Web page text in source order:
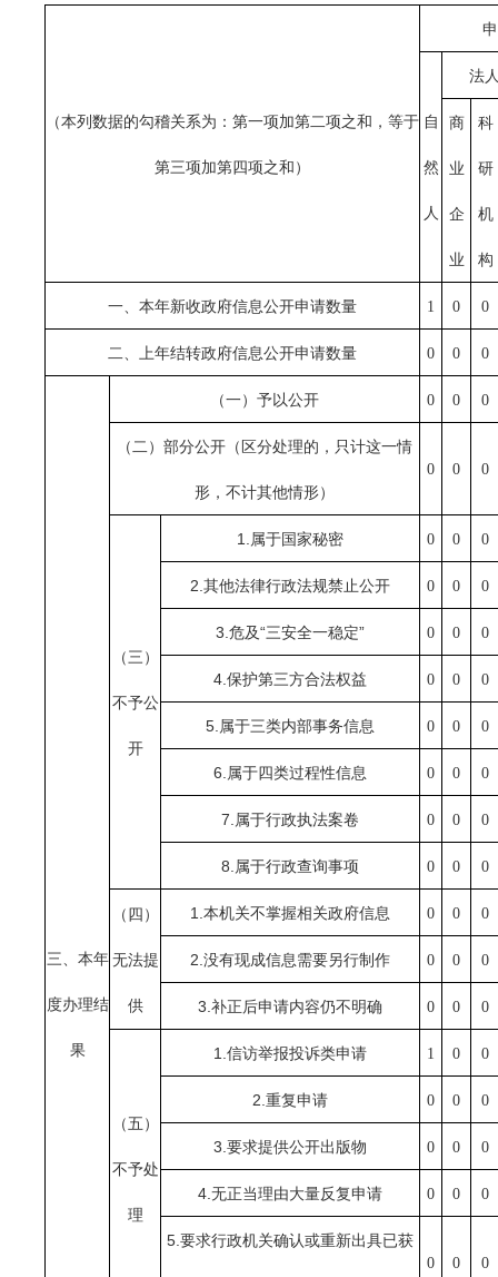
（本列数据的勾稽关系为：第一项加第二项之和，等于
第三项加第四项之和）
自
然
人
法
商
业
企
业
科
研
机
构
一、本年新收政府信息公开申请数量 1 0 0
二、上年结转政府信息公开申请数量 0 0 0
三、本年
度办理结
果
（一）予以公开 0 0 0
（二）部分公开（区分处理的，只计这一情
形，不计其他情形）
0 0 0
（三）
不予公
开
1. 属于国家秘密 0 0 0
2. 其他法律行政法规禁止公开 0 0 0
3. 危及“三安全一稳定” 0 0 0
4. 保护第三方合法权益 0 0 0
5. 属于三类内部事务信息 0 0 0
6. 属于四类过程性信息 0 0 0
7. 属于行政执法案卷 0 0 0
8. 属于行政查询事项 0 0 0
（四）
无法提
供
1. 本机关不掌握相关政府信息 0 0 0
2. 没有现成信息需要另行制作 0 0 0
3. 补正后申请内容仍不明确 0 0 0
（五）
不予处
理
1. 信访举报投诉类申请 1 0 0
2. 重复申请 0 0 0
3. 要求提供公开出版物 0 0 0
4. 无正当理由大量反复申请 0 0 0
5. 要求行政机关确认或重新出具已获
0 0 0